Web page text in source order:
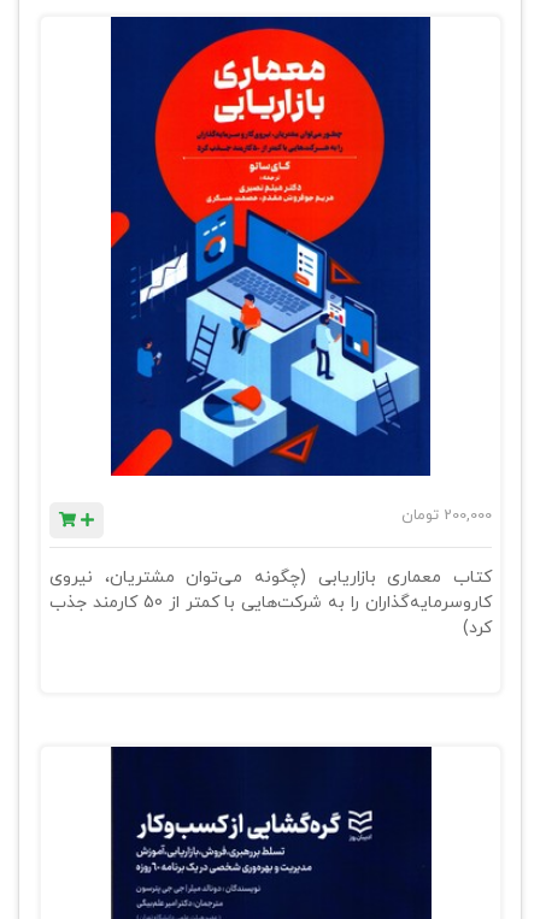
200,000 تومان
کتاب معماری بازاریابی (چگونه می‌توان مشتریان، نیروی
کاروسرمایه‌گذاران را به شرکت‌هایی با کمتر از 50 کارمند جذب
کرد)